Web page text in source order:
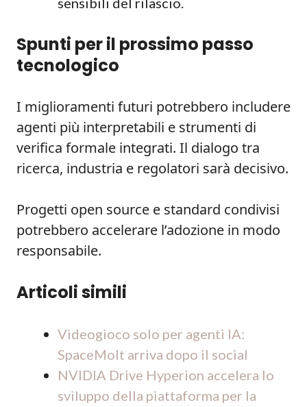
Spunti per il prossimo passo
tecnologico
I miglioramenti futuri potrebbero includere
agenti più interpretabili e strumenti di
verifica formale integrati. Il dialogo tra
ricerca, industria e regolatori sarà decisivo.
Progetti open source e standard condivisi
potrebbero accelerare l’adozione in modo
responsabile.
Articoli simili
Videogioco solo per agenti IA:
SpaceMolt arriva dopo il social
NVIDIA Drive Hyperion accelera lo
sviluppo della piattaforma per la